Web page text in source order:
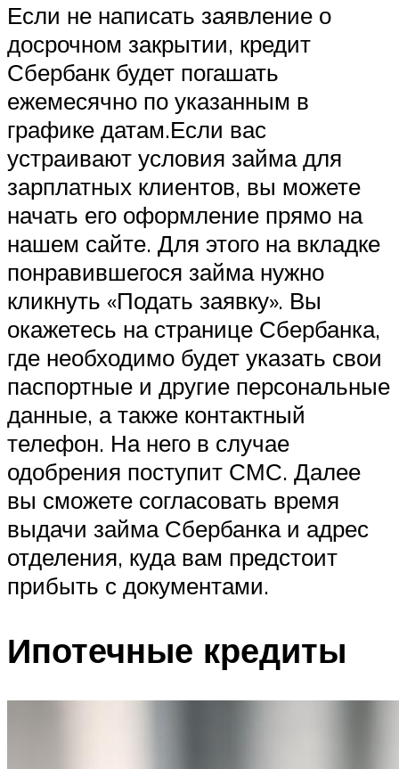
Если не написать заявление о
досрочном закрытии, кредит
Сбербанк будет погашать
ежемесячно по указанным в
графике датам.Если вас
устраивают условия займа для
зарплатных клиентов, вы можете
начать его оформление прямо на
нашем сайте. Для этого на вкладке
понравившегося займа нужно
кликнуть «Подать заявку». Вы
окажетесь на странице Сбербанка,
где необходимо будет указать свои
паспортные и другие персональные
данные, а также контактный
телефон. На него в случае
одобрения поступит СМС. Далее
вы сможете согласовать время
выдачи займа Сбербанка и адрес
отделения, куда вам предстоит
прибыть с документами.
Ипотечные кредиты